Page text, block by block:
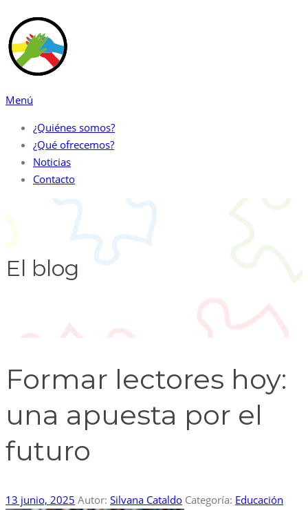
al
contenido
Menú
¿Quiénes somos?
¿Qué ofrecemos?
Noticias
Contacto
El blog
Formar lectores hoy:
una apuesta por el
futuro
13 junio, 2025 Autor: Silvana Cataldo Categoría: Educación